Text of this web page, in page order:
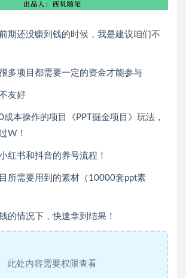
期还没赚到钱的时候，我是建议咱们不
多项目都需要一定的资金才能参与
友好
成本操作的项目《PPT掘金项目》玩法，
W！
红书和抖音的养号流程！
所需要用到的素材（10000套ppt素
的情况下，快速拿到结果！
此处内容需要权限查看